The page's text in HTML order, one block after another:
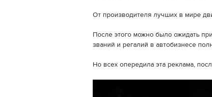
От производителя лучших в мире
После этого можно было ожидать
званий и регалий в автобизнесе
Но всех опередила эта реклама,